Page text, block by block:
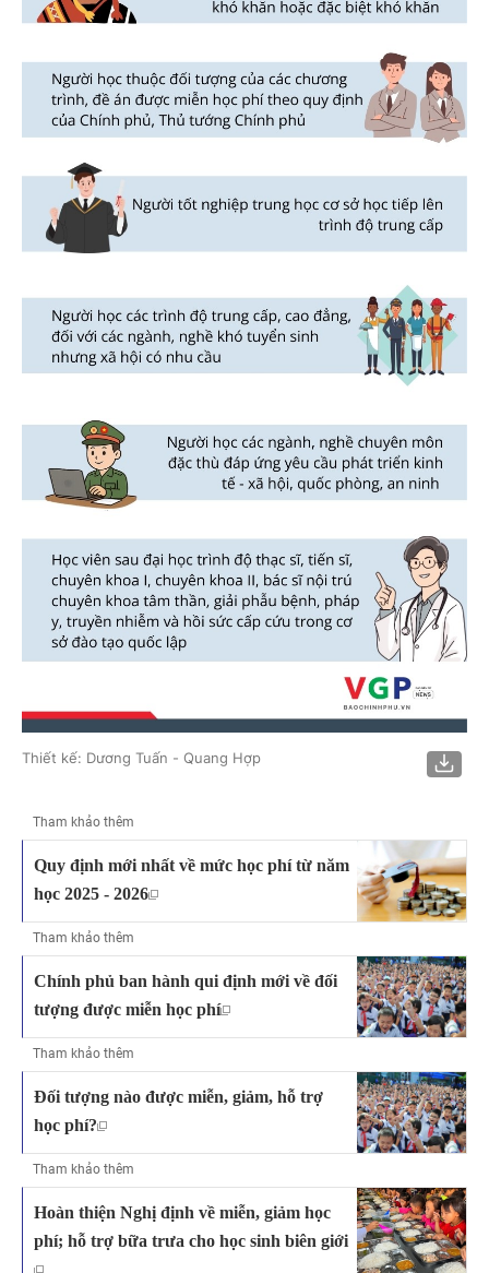
Thiết kế: Dương Tuấn - Quang Hợp
Tham khảo thêm
Quy định mới nhất về mức học phí từ năm
học 2025 - 2026
Tham khảo thêm
Chính phủ ban hành qui định mới về đối
tượng được miễn học phí
Tham khảo thêm
Đối tượng nào được miễn, giảm, hỗ trợ
học phí?
Tham khảo thêm
Hoàn thiện Nghị định về miễn, giảm học
phí; hỗ trợ bữa trưa cho học sinh biên giới